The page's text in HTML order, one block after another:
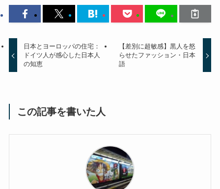
日本とヨーロッパの住宅：
ドイツ人が感心した日本人
の知恵
【差別に超敏感】黒人を怒
らせたファッション・日本
語
この記事を書いた人